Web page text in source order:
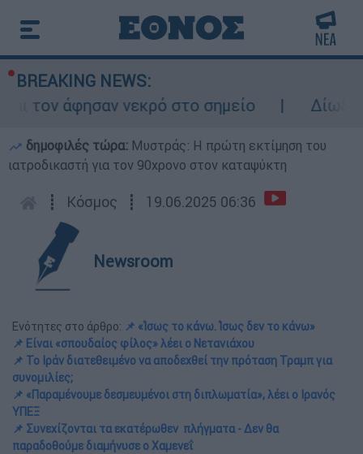
BREAKING NEWS:
νεκρό στο σημείο
Δίωξη για
δημοφιλές τώρα: Μυστράς: Η πρώτη εκτίμηση του
ιατροδικαστή για τον 90χρονο στον καταψύκτη
┋ Κόσμος ┋ 19.06.2025 06:36
Newsroom
Ενότητες στο άρθρο: 📌 «Ίσως το κάνω. Ίσως δεν το κάνω»
📌 Είναι «σπουδαίος φίλος» λέει ο Νετανιάχου
📌 Το Ιράν διατεθειμένο να αποδεχθεί την πρόταση Τραμπ για
συνομιλίες;
📌 «Παραμένουμε δεσμευμένοι στη διπλωματία», λέει ο Ιρανός
ΥΠΕΞ
📌 Συνεχίζονται τα εκατέρωθεν πλήγματα - Δεν θα
παραδοθούμε διαμήνυσε ο Χαμενεΐ